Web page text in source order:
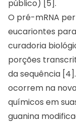
público) [5].
O pré-mRNA
eucariontes
curadoria
porções
da sequência
ocorrem na
químicos em
guanina